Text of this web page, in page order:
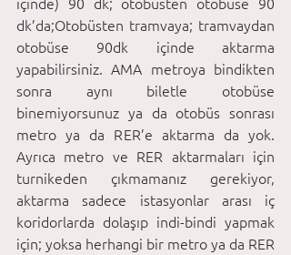
dk’da;Otobüsten tramvaya; tramvaydan
otobüse 90dk içinde aktarma
yapabilirsiniz. AMA metroya bindikten
sonra aynı biletle otobüse
binemiyorsunuz ya da otobüs sonrası
metro ya da RER’e aktarma da yok.
Ayrıca metro ve RER aktarmaları için
turnikeden çıkmamanız gerekiyor,
aktarma sadece istasyonlar arası iç
koridorlarda dolaşıp indi-bindi yapmak
için; yoksa herhangi bir metro ya da RER